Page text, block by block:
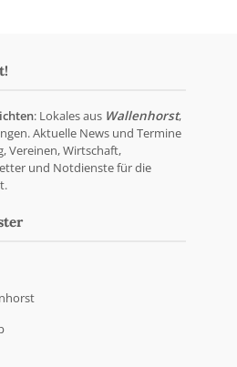
: Lokales aus Wallenhorst,
Aktuelle News und Termine
Vereinen, Wirtschaft,
und Notdienste für die